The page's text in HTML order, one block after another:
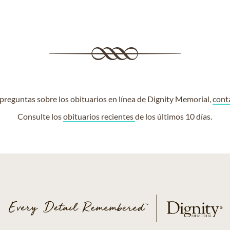
sobre los obituarios en línea de Dignity Memorial,
Consulte losobituarios recientesde los últimos 10 días.